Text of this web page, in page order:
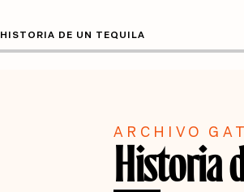
HISTORIA DE UN TEQUILA
ARCHIVO
Historia